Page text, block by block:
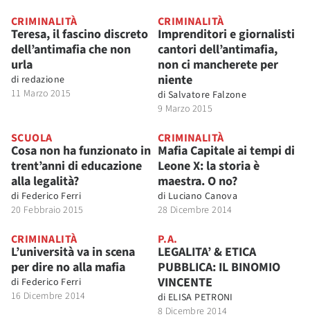
CRIMINALITÀ
Teresa, il fascino discreto
dell’antimafia che non
urla
di redazione
11 Marzo 2015
CRIMINALITÀ
Imprenditori e giornalisti
cantori dell’antimafia,
non ci mancherete per
niente
di Salvatore Falzone
9 Marzo 2015
SCUOLA
Cosa non ha funzionato in
trent’anni di educazione
alla legalità?
di Federico Ferri
20 Febbraio 2015
CRIMINALITÀ
Mafia Capitale ai tempi di
Leone X: la storia è
maestra. O no?
di Luciano Canova
28 Dicembre 2014
CRIMINALITÀ
L’università va in scena
per dire no alla mafia
di Federico Ferri
16 Dicembre 2014
P.A.
LEGALITA’ & ETICA
PUBBLICA: IL BINOMIO
VINCENTE
di ELISA PETRONI
8 Dicembre 2014